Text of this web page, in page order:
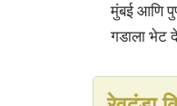
मुंबई आणि
गडाला भेट